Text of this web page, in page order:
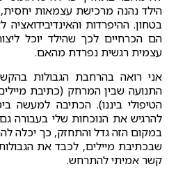
הילד נהנה מרכישת עצמאות
בטחון. ההיפרדות
הם הכרחיים לכך שהילד יוכל
עצמית רגשית נפרדת מהאם.
אני רואה בהרחבת הגבולות
התנועה שבין המרחק (כתיבת
הטיפולי ביננו). הכתיבה
להרגיש את הנוכחות שלי בעבורה
במקום הזה גדל והתחזק, כך יכלה
שבכתיבת מיילים, לכבד את
קשר אמיתי להתרחש.